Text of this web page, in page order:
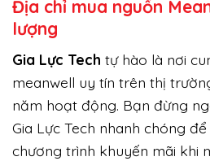
Địa chỉ mua nguồn
lượng
Gia Lực Tech tự hào là nơi
meanwell uy tín trên thị
năm hoạt động. Bạn đừng
Gia Lực Tech nhanh chóng
chương trình khuyến mãi khi